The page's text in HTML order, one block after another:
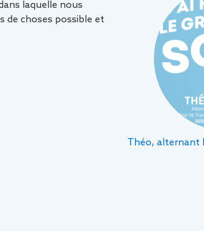
laquelle nous
de choses possible et
Théo, alternant